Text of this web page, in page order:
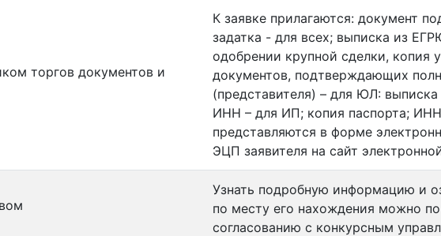
торгов документов и
К заявке прилагаются: документ
задатка - для всех; выписка из
одобрении крупной сделки, копия
документов, подтверждающих
(представителя) – для ЮЛ:
ИНН – для ИП; копия паспорта;
представляются в форме
ЭЦП заявителя на сайт
Узнать подробную информацию и
по месту его нахождения можно
согласованию с конкурсным